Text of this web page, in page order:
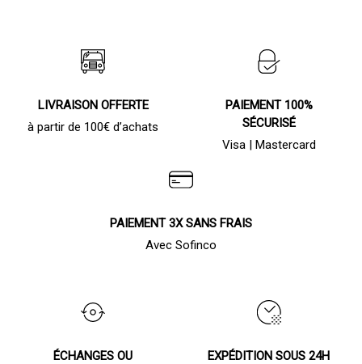
produit
LIVRAISON OFFERTE
à partir de 100€ d’achats
PAIEMENT 100%
SÉCURISÉ
Visa | Mastercard
PAIEMENT 3X SANS FRAIS
Avec Sofinco
ÉCHANGES OU
EXPÉDITION SOUS 24H